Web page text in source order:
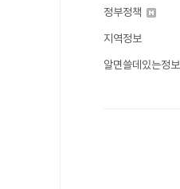
정부정책
지역정보
알면쓸데있는정보